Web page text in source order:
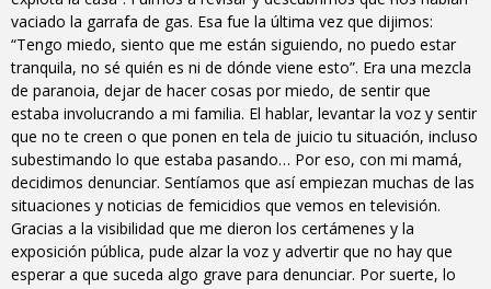
vaciado la garrafa de gas. Esa fue la última vez que dijimos:
“Tengo miedo, siento que me están siguiendo, no puedo estar
tranquila, no sé quién es ni de dónde viene esto”. Era una mezcla
de paranoia, dejar de hacer cosas por miedo, de sentir que
estaba involucrando a mi familia. El hablar, levantar la voz y sentir
que no te creen o que ponen en tela de juicio tu situación, incluso
subestimando lo que estaba pasando… Por eso, con mi mamá,
decidimos denunciar. Sentíamos que así empiezan muchas de las
situaciones y noticias de femicidios que vemos en televisión.
Gracias a la visibilidad que me dieron los certámenes y la
exposición pública, pude alzar la voz y advertir que no hay que
esperar a que suceda algo grave para denunciar. Por suerte, lo